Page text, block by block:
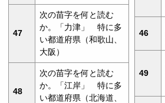
47
次の苗字を何と読む
か。「力津」 特に多
い都道府県（和歌山、
大阪）
48
次の苗字を何と読む
か。「江岸」 特に多
い都道府県（北海道、
46
49